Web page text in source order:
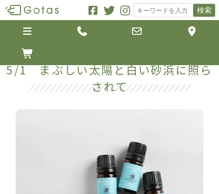
検索
   

5/1 まぶしい太陽と白い砂浜に照ら
されて